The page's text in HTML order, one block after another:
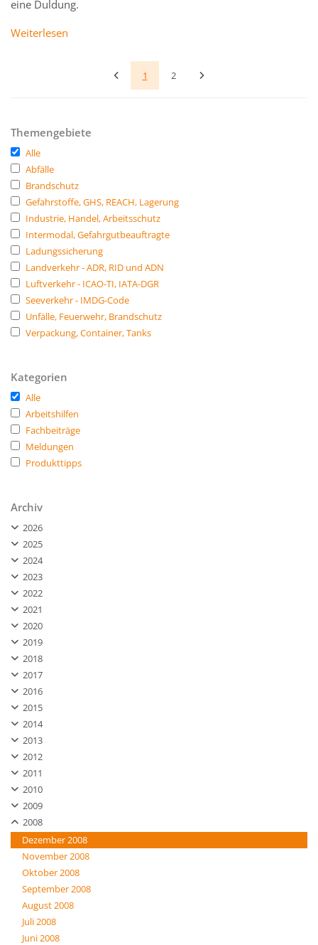
eine Duldung.
Weiterlesen
1 2
Themengebiete
Alle
Abfälle
Brandschutz
Gefahrstoffe, GHS, REACH, Lagerung
Industrie, Handel, Arbeitsschutz
Intermodal, Gefahrgutbeauftragte
Ladungssicherung
Landverkehr - ADR, RID und ADN
Luftverkehr - ICAO-TI, IATA-DGR
Seeverkehr - IMDG-Code
Unfälle, Feuerwehr, Brandschutz
Verpackung, Container, Tanks
Kategorien
Alle
Arbeitshilfen
Fachbeiträge
Meldungen
Produkttipps
Archiv
2026
2025
2024
2023
2022
2021
2020
2019
2018
2017
2016
2015
2014
2013
2012
2011
2010
2009
2008
Dezember 2008
November 2008
Oktober 2008
September 2008
August 2008
Juli 2008
Juni 2008